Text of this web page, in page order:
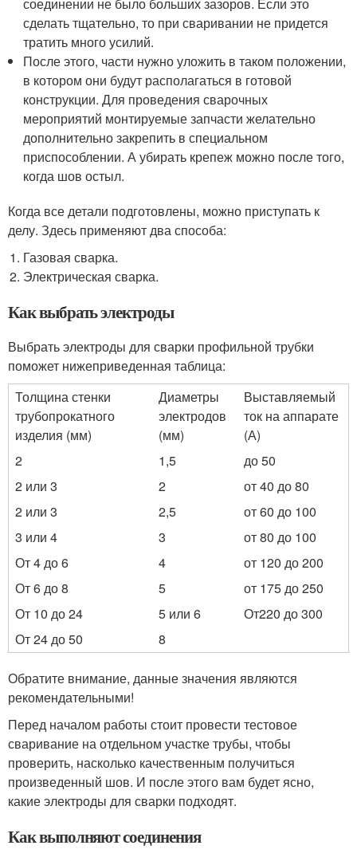
соединении не было больших зазоров. Если это
сделать тщательно, то при сваривании не придется
тратить много усилий.
После этого, части нужно уложить в таком положении,
в котором они будут располагаться в готовой
конструкции. Для проведения сварочных
мероприятий монтируемые запчасти желательно
дополнительно закрепить в специальном
приспособлении. А убирать крепеж можно после того,
когда шов остыл.
Когда все детали подготовлены, можно приступать к
делу. Здесь применяют два способа:
Газовая сварка.
Электрическая сварка.
Как выбрать электроды
Выбрать электроды для сварки профильной трубки
поможет нижеприведенная таблица:
Толщина стенки
трубопрокатного
изделия (мм)
Диаметры
электродов
(мм)
Выставляемый
ток на аппарате
(А)
2
1,5
до 50
2 или 3
2
от 40 до 80
2 или 3
2,5
от 60 до 100
3 или 4
3
от 80 до 100
От 4 до 6
4
от 120 до 200
От 6 до 8
5
от 175 до 250
От 10 до 24
5 или 6
От220 до 300
От 24 до 50
8
Обратите внимание, данные значения являются
рекомендательными!
Перед началом работы стоит провести тестовое
сваривание на отдельном участке трубы, чтобы
проверить, насколько качественным получиться
произведенный шов. И после этого вам будет ясно,
какие электроды для сварки подходят.
Как выполняют соединения